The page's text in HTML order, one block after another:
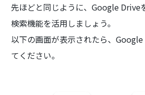
先ほどと同じように、Google Drive
検索機能を活用しましょう。
以下の画面が表示されたら、
てください。